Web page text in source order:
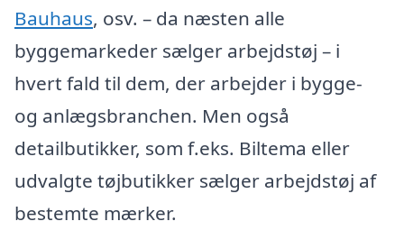
Bauhaus, osv. – da næsten alle
byggemarkeder sælger arbejdstøj – i
hvert fald til dem, der arbejder i bygge-
og anlægsbranchen. Men også
detailbutikker, som f.eks. Biltema eller
udvalgte tøjbutikker sælger arbejdstøj af
bestemte mærker.